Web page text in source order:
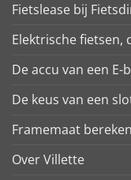
Fietslease bij
Elektrische fietsen,
De accu van een E-
De keus van een
Framemaat
Over Villette